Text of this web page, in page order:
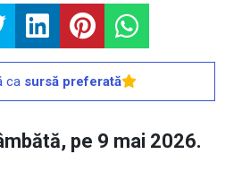
ca sursă preferată
pe 9 mai 2026.